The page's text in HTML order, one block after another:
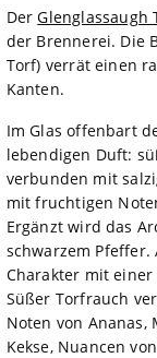
DerGlenglassaugh
der Brennerei. Die
Torf) verrät einen
Kanten.
Im Glas offenbart
lebendigen Duft:
verbunden mit
mit fruchtigen
Ergänzt wird das
schwarzem
Charakter mit
Süßer Torfrauch
Noten von
Kekse, Nuancen